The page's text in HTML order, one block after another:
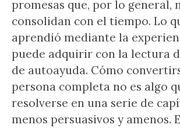
promesas que, por lo general,
consolidan con el tiempo. Lo
aprendió mediante la
puede adquirir con la lectura
de autoayuda. Cómo
persona completa no es algo
resolverse en una serie de
menos persuasivos y amenos.